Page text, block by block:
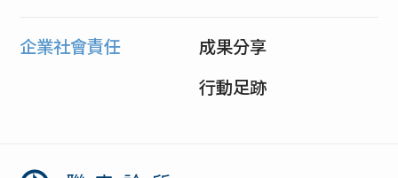
企業社會責任
成果分享
行動足跡